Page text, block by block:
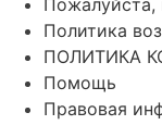
Политика
ПОЛИТИКА
Помощь
Правовая